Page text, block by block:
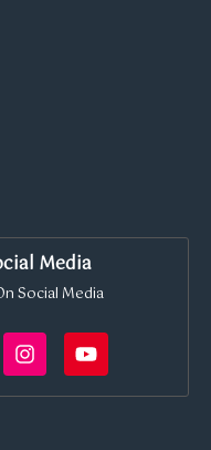
Media
Social Media